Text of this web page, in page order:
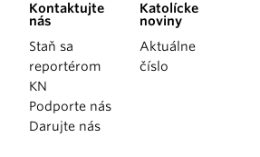
Kontaktujte
nás
Staň sa
reportérom
KN
Podporte nás
Darujte nás
Katolícke
noviny
Aktuálne
číslo